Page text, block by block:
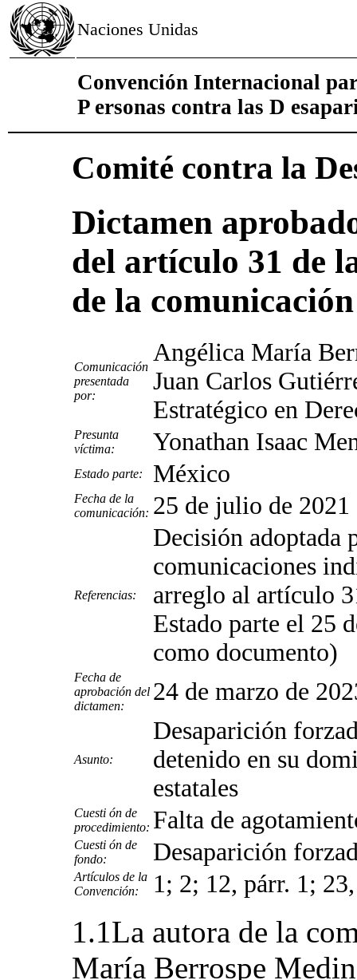
Naciones Unidas
Convención Internacional
P ersonas contra las D
Comité contra la
Dictamen
del artículo 31 de
de la
Comunicación
presentada
por:
Angélica María
Juan Carlos
Estratégico en
Presunta
víctima:
Yonathan Isaac
Estado parte: México
Fecha de la
comunicación: 25 de julio de
Referencias:
Decisión adoptada
comunicaciones
arreglo al artículo
Estado parte el 25
como documento)
Fecha de
aprobación del
dictamen:
24 de marzo de
Asunto:
Desaparición
detenido en su
estatales
Cuesti ón de
procedimiento: Falta de
Cuesti ón de
fondo:
Desaparición
Artículos de la
Convención:
1; 2; 12, párr. 1;
1.1La autora de la
María Berrospe